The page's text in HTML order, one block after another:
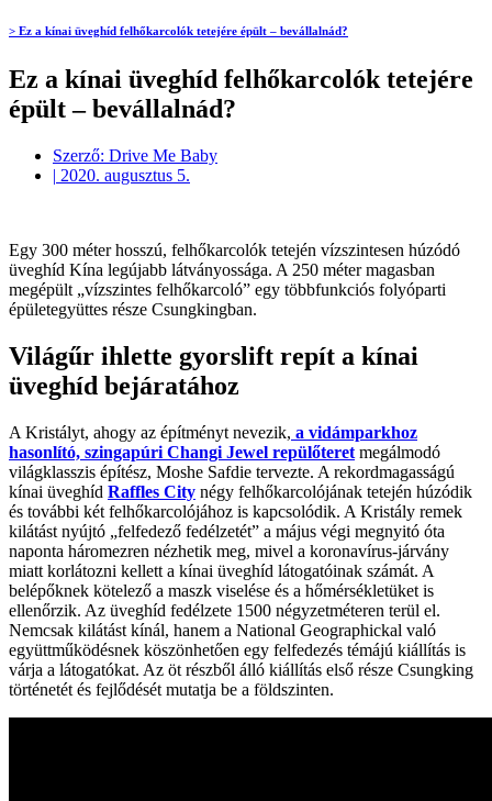
> Ez a kínai üveghíd felhőkarcolók tetejére épült – bevállalnád?
Ez a kínai üveghíd felhőkarcolók tetejére
épült – bevállalnád?
Szerző: Drive Me Baby
| 2020. augusztus 5.
Egy 300 méter hosszú, felhőkarcolók tetején vízszintesen húzódó
üveghíd Kína legújabb látványossága. A 250 méter magasban
megépült „vízszintes felhőkarcoló” egy többfunkciós folyóparti
épületegyüttes része Csungkingban.
Világűr ihlette gyorslift repít a kínai
üveghíd bejáratához
A Kristályt, ahogy az építményt nevezik, a vidámparkhoz
hasonlító, szingapúri Changi Jewel repülőteret megálmodó
világklasszis építész, Moshe Safdie tervezte. A rekordmagasságú
kínai üveghíd Raffles City négy felhőkarcolójának tetején húzódik
és további két felhőkarcolójához is kapcsolódik. A Kristály remek
kilátást nyújtó „felfedező fedélzetét” a május végi megnyitó óta
naponta háromezren nézhetik meg, mivel a koronavírus-járvány
miatt korlátozni kellett a kínai üveghíd látogatóinak számát. A
belépőknek kötelező a maszk viselése és a hőmérsékletüket is
ellenőrzik. Az üveghíd fedélzete 1500 négyzetméteren terül el.
Nemcsak kilátást kínál, hanem a National Geographickal való
együttműködésnek köszönhetően egy felfedezés témájú kiállítás is
várja a látogatókat. Az öt részből álló kiállítás első része Csungking
történetét és fejlődését mutatja be a földszinten.